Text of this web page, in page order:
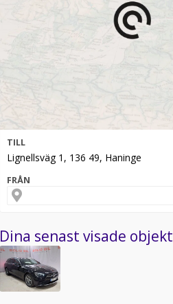
TILL
Lignellsväg 1, 136 49, Haninge
FRÅN
Dina senast visade objekt